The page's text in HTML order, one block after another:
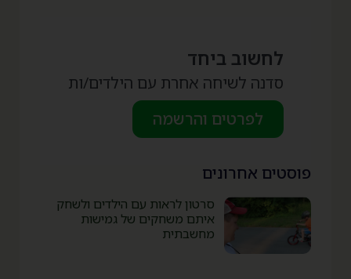
לחשוב ביחד
סדנה לשיחה אחרת עם הילדים/ות
לפרטים והרשמה
פוסטים אחרונים
סרטון לראות עם הילדים ולשחק
איתם משחקים של גמישות
מחשבתית